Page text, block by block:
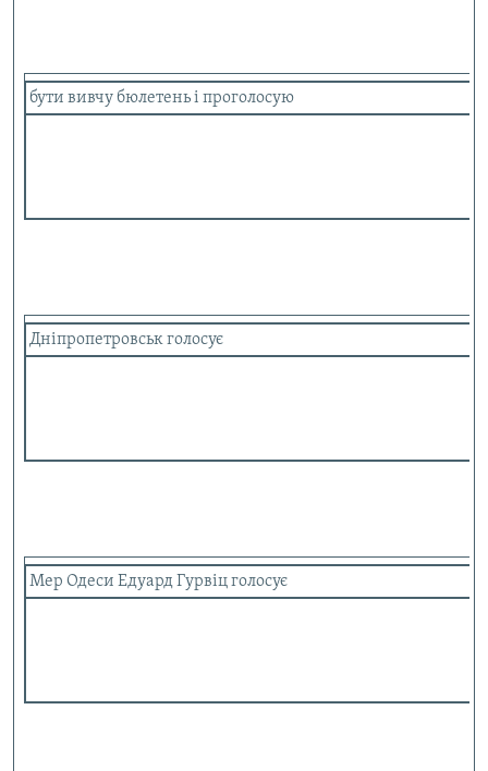
бути вивчу бюлетень і проголосую
Дніпропетровськ голосує
Мер Одеси Едуард Гурвіц голосує